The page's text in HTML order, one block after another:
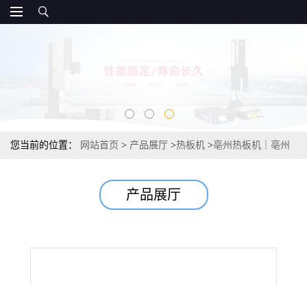
您当前的位置： 网站首页 > 产品展厅 >热板机 >亳州热板机｜亳州
产品展厅